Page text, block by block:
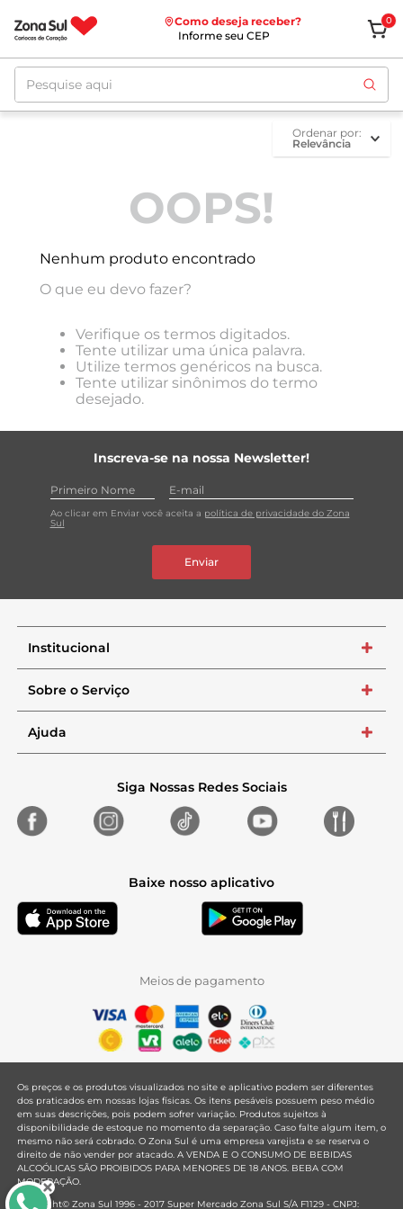
Como deseja receber?
Informe seu CEP
0
Pesquise aqui
ordenar por
Relevância
OOPS!
Nenhum produto encontrado
O que eu devo fazer?
Verifique os termos digitados.
Tente utilizar uma única palavra.
Utilize termos genéricos na busca.
Tente utilizar sinônimos do termo
desejado.
Inscreva-se na nossa Newsletter!
Ao clicar em Enviar você aceita a política de privacidade do Zona
Sul
Enviar
Institucional +
Sobre o Serviço +
Ajuda +
Siga Nossas Redes Sociais
Baixe nosso aplicativo
Meios de pagamento
Os preços e os produtos visualizados no site e aplicativo podem ser diferentes
dos praticados em nossas lojas físicas. Os itens pesáveis possuem peso médio
em suas descrições, pois podem sofrer variação. Produtos sujeitos à
disponibilidade de estoque no momento da separação. Caso falte algum item, o
mesmo não será cobrado. O Zona Sul é uma empresa varejista e se reserva o
direito de não vender por atacado. A VENDA E O CONSUMO DE BEBIDAS
ALCOÓLICAS SÃO PROIBIDOS PARA MENORES DE 18 ANOS. BEBA COM
MODERAÇÃO.
Copyright© Zona Sul 1996 - 2017 Super Mercado Zona Sul S/A F1129 - CNPJ: